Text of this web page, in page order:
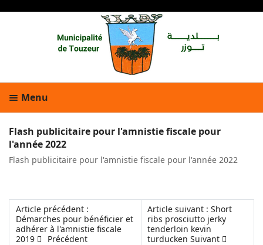
Menu
Flash publicitaire pour l'amnistie fiscale pour
l'année 2022
Flash publicitaire pour l'amnistie fiscale pour l'année 2022
Article précédent :
Démarches pour bénéficier et
adhérer à l'amnistie fiscale
2019
Précédent
Article suivant : Short
ribs prosciutto jerky
tenderloin kevin
turduckenSuivant